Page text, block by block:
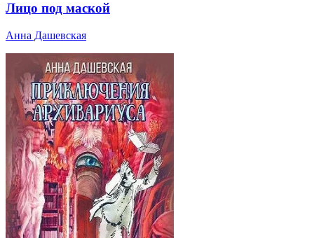
Лицо под маской
Анна Дашевская